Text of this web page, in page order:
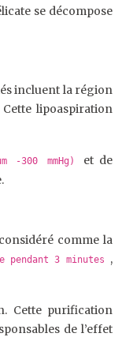
se décompose
incluent la région
lipoaspiration
-300 mmHg) et de
comme la
pendant 3 minutes ,
Cette purification
de l’effet